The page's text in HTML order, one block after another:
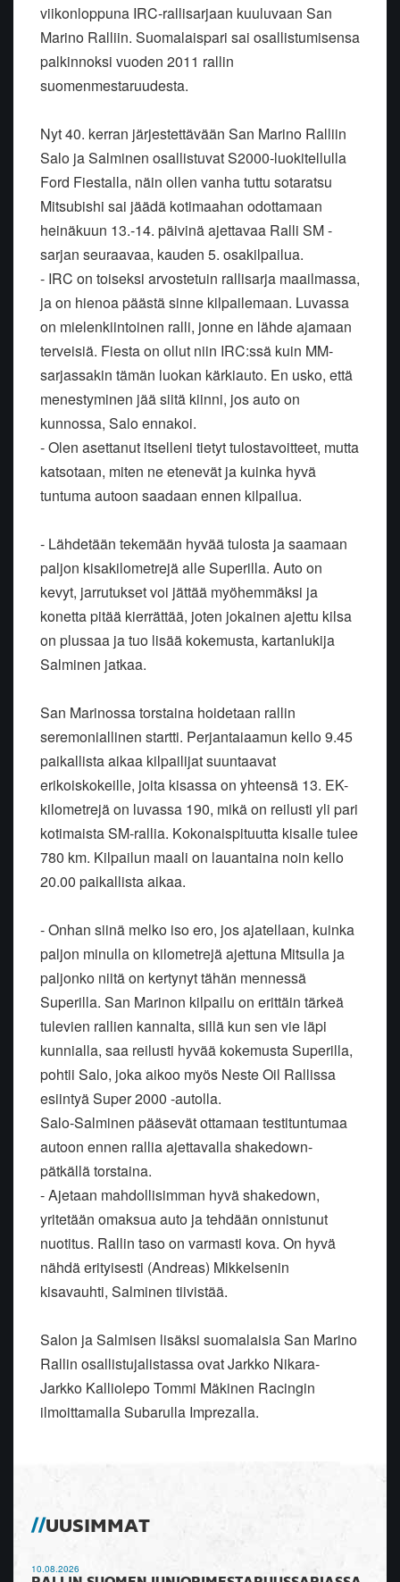
viikonloppuna IRC-rallisarjaan kuuluvaan San
Marino Ralliin. Suomalaispari sai osallistumisensa
palkinnoksi vuoden 2011 rallin
suomenmestaruudesta.
Nyt 40. kerran järjestettävään San Marino Ralliin
Salo ja Salminen osallistuvat S2000-luokitellulla
Ford Fiestalla, näin ollen vanha tuttu sotaratsu
Mitsubishi sai jäädä kotimaahan odottamaan
heinäkuun 13.-14. päivinä ajettavaa Ralli SM -
sarjan seuraavaa, kauden 5. osakilpailua.
- IRC on toiseksi arvostetuin rallisarja maailmassa,
ja on hienoa päästä sinne kilpailemaan. Luvassa
on mielenkiintoinen ralli, jonne en lähde ajamaan
terveisiä. Fiesta on ollut niin IRC:ssä kuin MM-
sarjassakin tämän luokan kärkiauto. En usko, että
menestyminen jää siitä kiinni, jos auto on
kunnossa, Salo ennakoi.
- Olen asettanut itselleni tietyt tulostavoitteet, mutta
katsotaan, miten ne etenevät ja kuinka hyvä
tuntuma autoon saadaan ennen kilpailua.
- Lähdetään tekemään hyvää tulosta ja saamaan
paljon kisakilometrejä alle Superilla. Auto on
kevyt, jarrutukset voi jättää myöhemmäksi ja
konetta pitää kierrättää, joten jokainen ajettu kilsa
on plussaa ja tuo lisää kokemusta, kartanlukija
Salminen jatkaa.
San Marinossa torstaina hoidetaan rallin
seremoniallinen startti. Perjantaiaamun kello 9.45
paikallista aikaa kilpailijat suuntaavat
erikoiskokeille, joita kisassa on yhteensä 13. EK-
kilometrejä on luvassa 190, mikä on reilusti yli pari
kotimaista SM-rallia. Kokonaispituutta kisalle tulee
780 km. Kilpailun maali on lauantaina noin kello
20.00 paikallista aikaa.
- Onhan siinä melko iso ero, jos ajatellaan, kuinka
paljon minulla on kilometrejä ajettuna Mitsulla ja
paljonko niitä on kertynyt tähän mennessä
Superilla. San Marinon kilpailu on erittäin tärkeä
tulevien rallien kannalta, sillä kun sen vie läpi
kunnialla, saa reilusti hyvää kokemusta Superilla,
pohtii Salo, joka aikoo myös Neste Oil Rallissa
esiintyä Super 2000 -autolla.
Salo-Salminen pääsevät ottamaan testituntumaa
autoon ennen rallia ajettavalla shakedown-
pätkällä torstaina.
- Ajetaan mahdollisimman hyvä shakedown,
yritetään omaksua auto ja tehdään onnistunut
nuotitus. Rallin taso on varmasti kova. On hyvä
nähdä erityisesti (Andreas) Mikkelsenin
kisavauhti, Salminen tiivistää.
Salon ja Salmisen lisäksi suomalaisia San Marino
Rallin osallistujalistassa ovat Jarkko Nikara-
Jarkko Kalliolepo Tommi Mäkinen Racingin
ilmoittamalla Subarulla Imprezalla.
UUSIMMAT
10.08.2026